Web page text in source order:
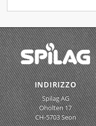
INDIRIZZO
Spilag AG
Oholten 17
CH-5703 Seon